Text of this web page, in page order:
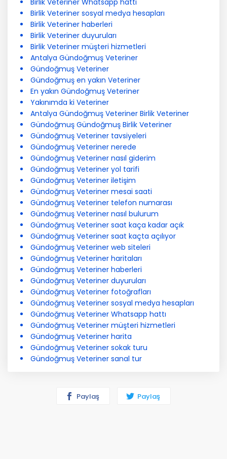
Birlik Veteriner sosyal medya hesapları
Birlik Veteriner haberleri
Birlik Veteriner duyuruları
Birlik Veteriner müşteri hizmetleri
Antalya Gündoğmuş Veteriner
Gündoğmuş Veteriner
Gündoğmuş en yakın Veteriner
En yakın Gündoğmuş Veteriner
Yakınımda ki Veteriner
Antalya Gündoğmuş Veteriner Birlik Veteriner
Gündoğmuş Gündoğmuş Birlik Veteriner
Gündoğmuş Veteriner tavsiyeleri
Gündoğmuş Veteriner nerede
Gündoğmuş Veteriner nasıl giderim
Gündoğmuş Veteriner yol tarifi
Gündoğmuş Veteriner iletişim
Gündoğmuş Veteriner mesai saati
Gündoğmuş Veteriner telefon numarası
Gündoğmuş Veteriner nasıl bulurum
Gündoğmuş Veteriner saat kaça kadar açık
Gündoğmuş Veteriner saat kaçta açılıyor
Gündoğmuş Veteriner web siteleri
Gündoğmuş Veteriner haritaları
Gündoğmuş Veteriner haberleri
Gündoğmuş Veteriner duyuruları
Gündoğmuş Veteriner fotoğrafları
Gündoğmuş Veteriner sosyal medya hesapları
Gündoğmuş Veteriner Whatsapp hattı
Gündoğmuş Veteriner müşteri hizmetleri
Gündoğmuş Veteriner harita
Gündoğmuş Veteriner sokak turu
Gündoğmuş Veteriner sanal tur
Paylaş Paylaş